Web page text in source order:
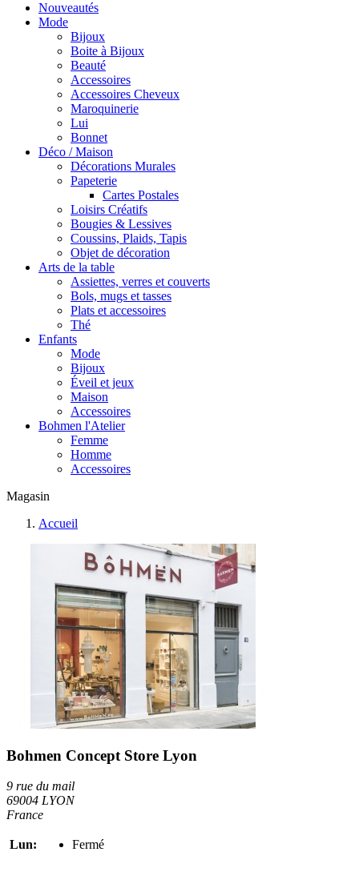
Nouveautés
Mode
Bijoux
Boite à Bijoux
Beauté
Accessoires
Accessoires Cheveux
Maroquinerie
Lui
Bonnet
Déco / Maison
Décorations Murales
Papeterie
Cartes Postales
Loisirs Créatifs
Bougies & Lessives
Coussins, Plaids, Tapis
Objet de décoration
Arts de la table
Assiettes, verres et couverts
Bols, mugs et tasses
Plats et accessoires
Thé
Enfants
Mode
Bijoux
Éveil et jeux
Maison
Accessoires
Bohmen l'Atelier
Femme
Homme
Accessoires
Magasin
Accueil
Bohmen Concept Store Lyon
9 rue du mail
69004 LYON
France
Lun: Fermé